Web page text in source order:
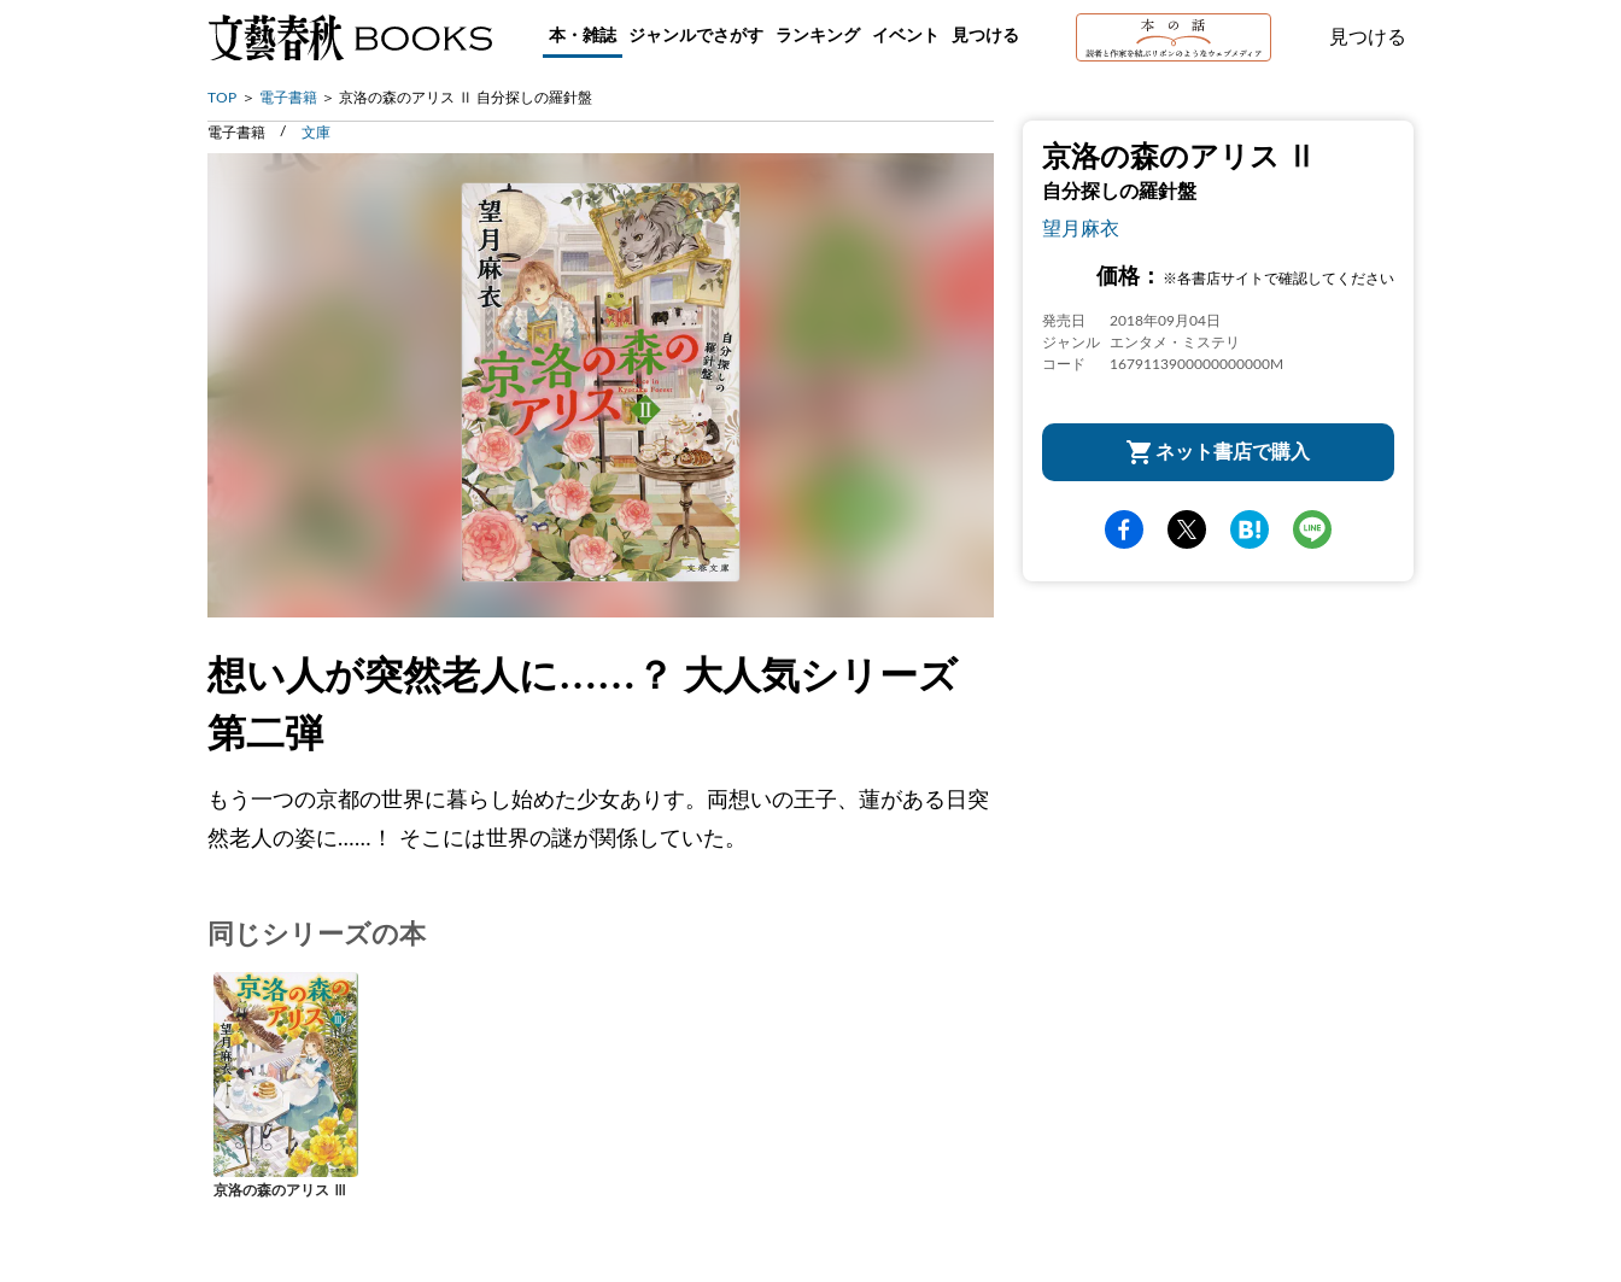
本・雑誌 ジャンルでさがす ランキング イベント 見つける 見つける
TOP 電子書籍 京洛の森のアリス Ⅱ 自分探しの羅針盤
京洛の森のアリス Ⅱ
自分探しの羅針盤
望月麻衣
価格： ※各書店サイトで確認してください
発売日
2018年09月04日
ジャンル
エンタメ・ミステリ
コード
1679113900000000000M
ネット書店で購入
電子書籍 文庫
想い人が突然老人に……？ 大人気シリーズ
第二弾
もう一つの京都の世界に暮らし始めた少女ありす。両想いの王子、蓮がある日突
然老人の姿に……！ そこには世界の謎が関係していた。
同じシリーズの本
京洛の森のアリス Ⅲ